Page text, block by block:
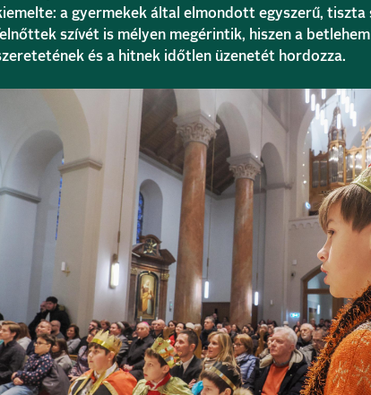
a gyermekek által elmondott egyszerű, tiszta
szívét is mélyen megérintik, hiszen a
és a hitnek időtlen üzenetét hordozza.